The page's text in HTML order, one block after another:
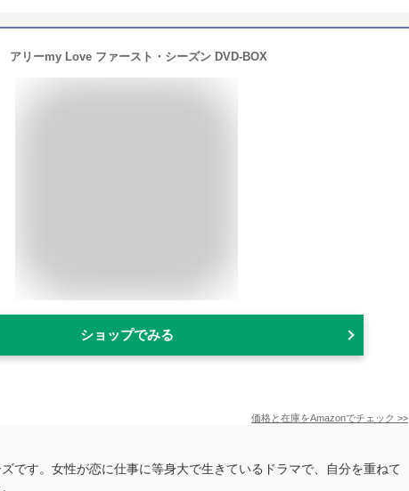
アリーmy Love ファースト・シーズン DVD-BOX
ショップでみる
価格と在庫をAmazonでチェック >>
です。女性が恋に仕事に等身大で生きているドラマで、自分を重ねて